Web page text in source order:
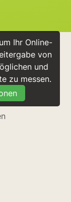
Ihr Online-
von
und
zu messen.